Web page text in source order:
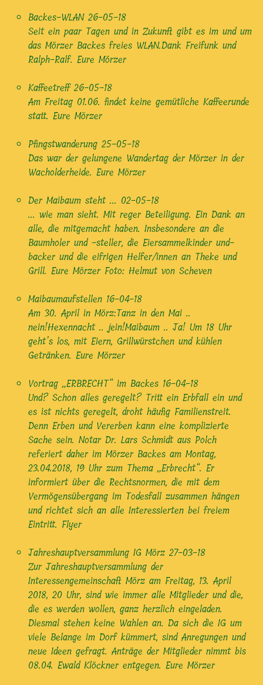
Backes-WLAN 26-05-18
Seit ein paar Tagen und in Zukunft gibt es im und um
das Mörzer Backes freies WLAN.Dank Freifunk und
Ralph-Ralf. Eure Mörzer
Kaffeetreff26-05-18
Am Freitag 01.06. findet keine gemütliche Kaffeerunde
statt. Eure Mörzer
Pfingstwanderung 25-05-18
Das war der gelungene Wandertag der Mörzer in der
Wacholderheide. Eure Mörzer
Der Maibaum steht ... 02-05-18
... wie man sieht. Mit reger Beteiligung. Ein Dank an
alle, die mitgemacht haben. Insbesondere an die
Baumholer und -steller, die Eiersammelkinder und-
backer und die eifrigen Helfer/innen an Theke und
Grill. Eure Mörzer Foto: Helmut von Scheven
Maibaumaufstellen 16-04-18
Am 30. April in Mörz:Tanz in den Mai ..
nein!Hexennacht .. jein!Maibaum .. Ja! Um 18 Uhr
geht’s los, mit Eiern, Grillwürstchen und kühlen
Getränken. Eure Mörzer
Vortrag „ERBRECHT“ im Backes 16-04-18
Und? Schon alles geregelt? Tritt ein Erbfall ein und
es ist nichts geregelt, droht häufig Familienstreit.
Denn Erben und Vererben kann eine komplizierte
Sache sein. Notar Dr. Lars Schmidt aus Polch
referiert daher im Mörzer Backes am Montag,
23.04.2018, 19 Uhr zum Thema „Erbrecht“. Er
informiert über die Rechtsnormen, die mit dem
Vermögensübergang im Todesfall zusammen hängen
und richtet sich an alle Interessierten bei freiem
Eintritt. Flyer
Jahreshauptversammlung IG Mörz 27-03-18
Zur Jahreshauptversammlung der
Interessengemeinschaft Mörz am Freitag, 13. April
2018, 20 Uhr, sind wie immer alle Mitglieder und die,
die es werden wollen, ganz herzlich eingeladen.
Diesmal stehen keine Wahlen an. Da sich die IG um
viele Belange im Dorf kümmert, sind Anregungen und
neue Ideen gefragt. Anträge der Mitglieder nimmt bis
08.04. Ewald Klöckner entgegen. Eure Mörzer